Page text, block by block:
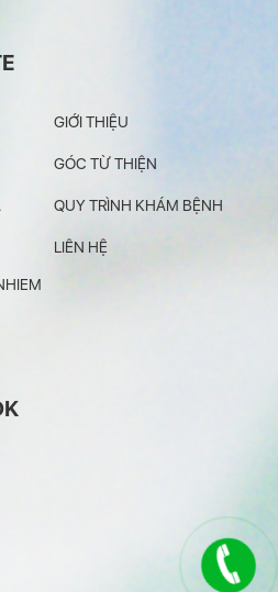
GIỚI THIỆU
GÓC TỪ THIỆN
QUY TRÌNH KHÁM BỆNH
LIÊN HỆ